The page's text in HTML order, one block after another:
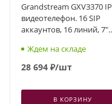
Grandstream GXV3370 IP
видеотелефон. 16 SIP
аккаунтов, 16 линий, 7"
экран, PoE, (1GbE)Gigabit
Ethernet, Wi-Fi, Bluetooth
Ждем на складе
28 694 ₽/шт
В КОРЗИНУ